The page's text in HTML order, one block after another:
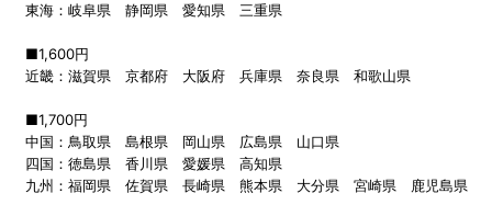
東海：岐阜県 静岡県 愛知県 三重県
■1,600円
近畿：滋賀県 京都府 大阪府 兵庫県 奈良県 和歌山県
■1,700円
中国：鳥取県 島根県 岡山県 広島県 山口県
四国：徳島県 香川県 愛媛県 高知県
九州：福岡県 佐賀県 長崎県 熊本県 大分県 宮崎県 鹿児島県